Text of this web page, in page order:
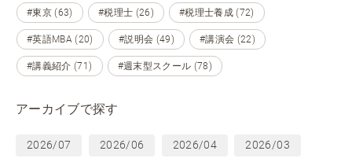
#東京 (63) #税理士 (26) #税理士養成 (72)
#英語MBA (20) #説明会 (49) #講演会 (22)
#講義紹介 (71) #週末型スクール (78)
アーカイブで探す
2026/07 2026/06 2026/04 2026/03